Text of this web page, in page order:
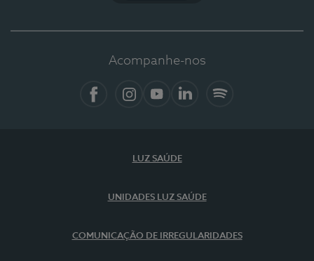
Acompanhe-nos
LUZ SAÚDE
UNIDADES LUZ SAÚDE
COMUNICAÇÃO DE IRREGULARIDADES